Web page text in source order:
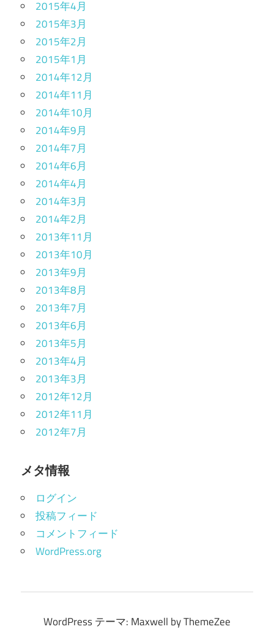
2015年4月
2015年3月
2015年2月
2015年1月
2014年12月
2014年11月
2014年10月
2014年9月
2014年7月
2014年6月
2014年4月
2014年3月
2014年2月
2013年11月
2013年10月
2013年9月
2013年8月
2013年7月
2013年6月
2013年5月
2013年4月
2013年3月
2012年12月
2012年11月
2012年7月
メタ情報
ログイン
投稿フィード
コメントフィード
WordPress.org
WordPress テーマ: Maxwell by ThemeZee